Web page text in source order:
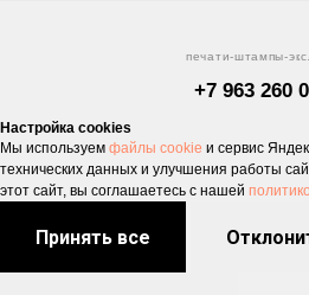
+7 963 260
Красноярск, ул. Светлогорская, 7
печати-штампы-
Настройка cookies
Мы используем файлы cookie и сервис
технических данных и улучшения работы
этот сайт, вы соглашаетесь с нашей
Принять все